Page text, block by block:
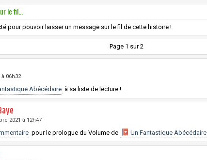
le fil...
pour pouvoir laisser un message sur le fil de cette histoire !
Page 1 sur 2
à 06h32
Abécédaire à sa liste de lecture !
2021 à 12h47
pour le prologue du Volume de Un Fantastique Abécédaire